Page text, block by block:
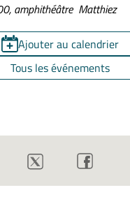
amphithéâtre Matthiez
Ajouter au calendrier
Tous les événements